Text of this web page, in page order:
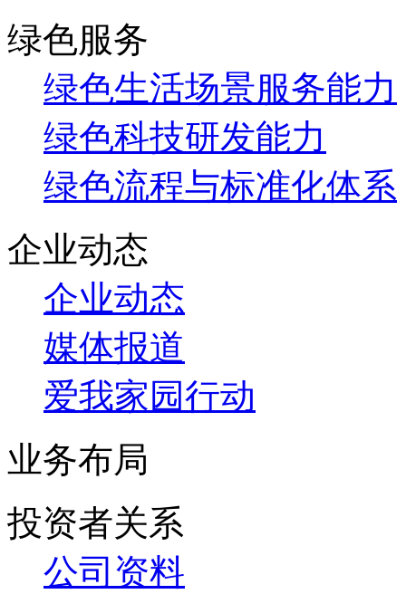
绿色服务
绿色生活场景服务能力
绿色科技研发能力
绿色流程与标准化体系
企业动态
企业动态
媒体报道
爱我家园行动
业务布局
投资者关系
公司资料